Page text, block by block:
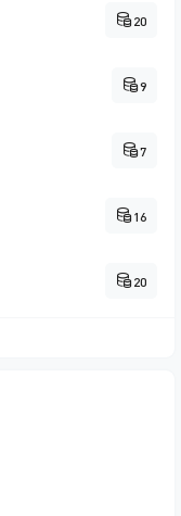
20
9
7
16
20